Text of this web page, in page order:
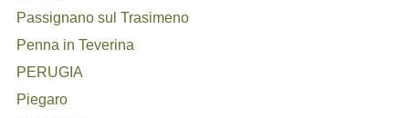
Passignano sul Trasimeno
Penna in Teverina
PERUGIA
Piegaro